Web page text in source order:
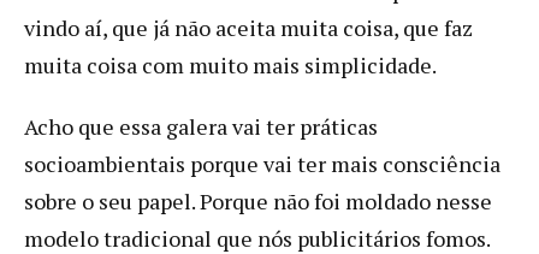
vindo aí, que já não aceita muita coisa, que faz
muita coisa com muito mais simplicidade.
Acho que essa galera vai ter práticas
socioambientais porque vai ter mais consciência
sobre o seu papel. Porque não foi moldado nesse
modelo tradicional que nós publicitários fomos.